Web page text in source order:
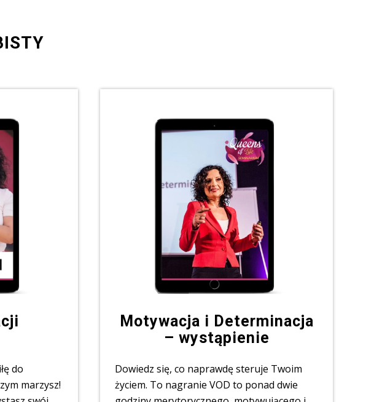
do
marzysz!
Motywacja i Determinacja
– wystąpienie
Dowiedz się, co naprawdę steruje Twoim
życiem. To nagranie VOD to ponad dwie